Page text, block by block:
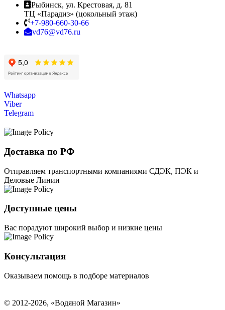
Рыбинск, ул. Крестовая, д. 81
ТЦ «Парадиз» (цокольный этаж)
+7-980-660-30-66
vd76@vd76.ru
Whatsapp
Viber
Telegram
Доставка по РФ
Отправляем транспортными компаниями СДЭК, ПЭК и
Деловые Линии
Доступные цены
Вас порадуют широкий выбор и низкие цены
Консультация
Оказываем помощь в подборе материалов
© 2012-2026, «Водяной Магазин»